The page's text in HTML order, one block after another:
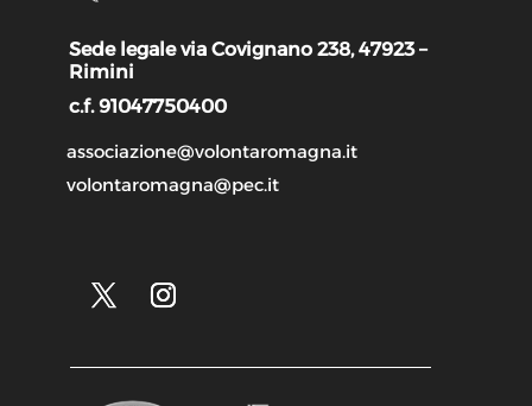
Sede legale via Covignano 238, 47923 –
Rimini
c.f. 91047750400
associazione@volontaromagna.it
volontaromagna@pec.it